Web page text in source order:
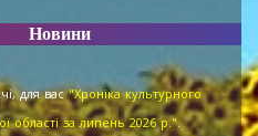
Новини
для вас"Хроніка культурного
області за липень 2026 р.".